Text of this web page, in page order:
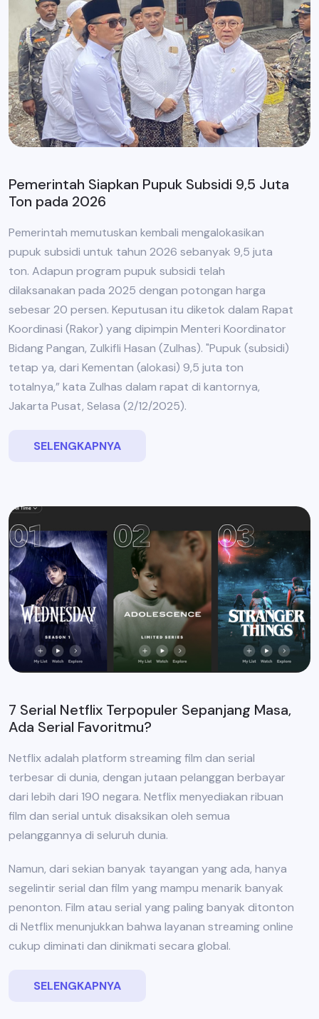
Pemerintah Siapkan Pupuk Subsidi 9,5 Juta
Ton pada 2026
Pemerintah memutuskan kembali mengalokasikan
pupuk subsidi untuk tahun 2026 sebanyak 9,5 juta
ton. Adapun program pupuk subsidi telah
dilaksanakan pada 2025 dengan potongan harga
sebesar 20 persen. Keputusan itu diketok dalam Rapat
Koordinasi (Rakor) yang dipimpin Menteri Koordinator
Bidang Pangan, Zulkifli Hasan (Zulhas). "Pupuk (subsidi)
tetap ya, dari Kementan (alokasi) 9,5 juta ton
totalnya,” kata Zulhas dalam rapat di kantornya,
Jakarta Pusat, Selasa (2/12/2025).
SELENGKAPNYA
7 Serial Netflix Terpopuler Sepanjang Masa,
Ada Serial Favoritmu?
Netflix adalah platform streaming film dan serial
terbesar di dunia, dengan jutaan pelanggan berbayar
dari lebih dari 190 negara. Netflix menyediakan ribuan
film dan serial untuk disaksikan oleh semua
pelanggannya di seluruh dunia.
Namun, dari sekian banyak tayangan yang ada, hanya
segelintir serial dan film yang mampu menarik banyak
penonton. Film atau serial yang paling banyak ditonton
di Netflix menunjukkan bahwa layanan streaming online
cukup diminati dan dinikmati secara global.
SELENGKAPNYA